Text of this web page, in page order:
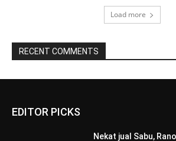
Load more
RECENT COMMENTS
EDITOR PICKS
Nekat jual Sabu,